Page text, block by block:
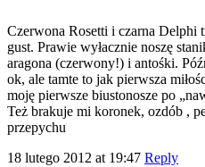
Czerwona Rosetti i czarna Delphi
gust. Prawie wyłacznie noszę
aragona (czerwony!) i antośki.
ok, ale tamte to jak pierwsza
moję pierwsze biustonosze po
Też brakuje mi koronek, ozdób ,
przepychu
18 lutego 2012 at 19:47 Reply